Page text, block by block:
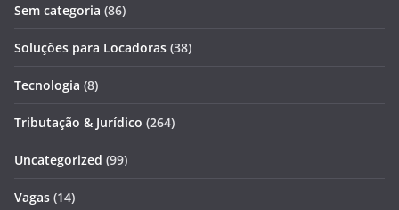
Sem categoria (86)
Soluções para Locadoras (38)
Tecnologia (8)
Tributação & Jurídico (264)
Uncategorized (99)
Vagas (14)